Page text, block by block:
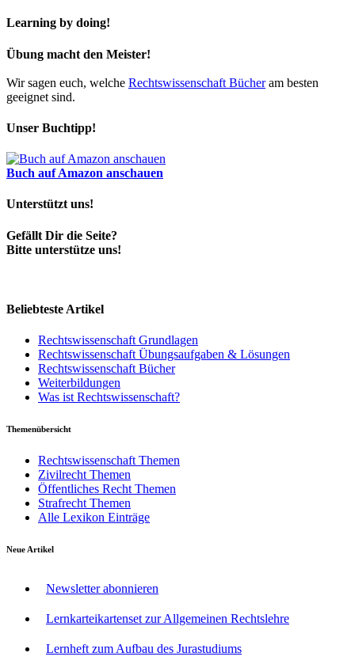
Learning by doing!
Übung macht den Meister!
Wir sagen euch, welche Rechtswissenschaft Bücheram besten
geeignet sind.
Unser Buchtipp!
Buch auf Amazon anschauen
Unterstützt uns!
Gefällt Dir die Seite?
Bitte unterstütze uns!
Beliebteste Artikel
Rechtswissenschaft Grundlagen
Rechtswissenschaft Übungsaufgaben & Lösungen
Rechtswissenschaft Bücher
Weiterbildungen
Was ist Rechtswissenschaft?
Themenübersicht
Rechtswissenschaft Themen
Zivilrecht Themen
Öffentliches Recht Themen
Strafrecht Themen
Alle Lexikon Einträge
Neue Artikel
Newsletter abonnieren
Lernkarteikartenset zur Allgemeinen Rechtslehre
Lernheft zum Aufbau des Jurastudiums